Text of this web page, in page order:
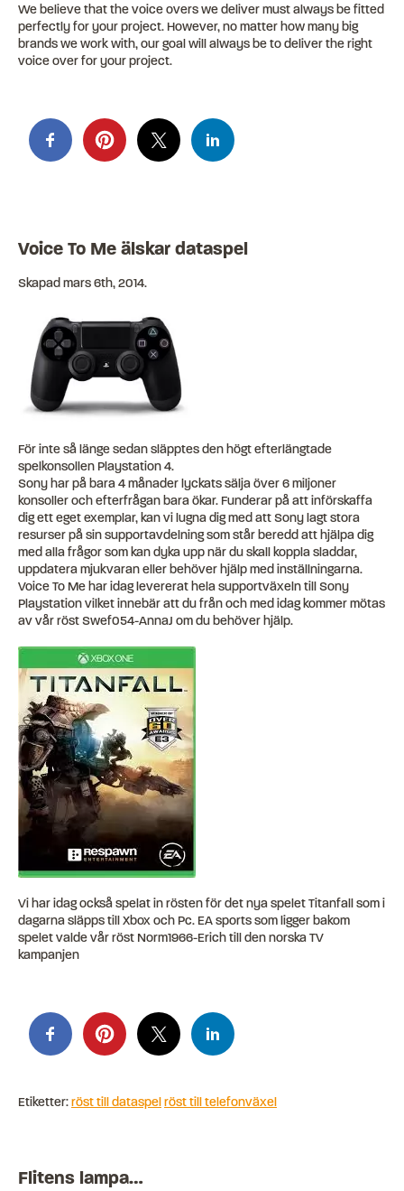
We believe that the voice overs we deliver must always be fitted
perfectly for your project. However, no matter how many big
brands we work with, our goal will always be to deliver the right
voice over for your project.
Voice To Me älskar dataspel
Skapad mars 6th, 2014.
För inte så länge sedan släpptes den högt efterlängtade
spelkonsollen Playstation 4.
Sony har på bara 4 månader lyckats sälja över 6 miljoner
konsoller och efterfrågan bara ökar. Funderar på att införskaffa
dig ett eget exemplar, kan vi lugna dig med att Sony lagt stora
resurser på sin supportavdelning som står beredd att hjälpa dig
med alla frågor som kan dyka upp när du skall koppla sladdar,
uppdatera mjukvaran eller behöver hjälp med inställningarna.
Voice To Me har idag levererat hela supportväxeln till Sony
Playstation vilket innebär att du från och med idag kommer mötas
av vår röst Swef054-AnnaJ om du behöver hjälp.
Vi har idag också spelat in rösten för det nya spelet Titanfall som i
dagarna släpps till Xbox och Pc. EA sports som ligger bakom
spelet valde vår röst Norm1966-Erich till den norska TV
kampanjen
Etiketter:röst till dataspelröst till telefonväxel
Flitens lampa…